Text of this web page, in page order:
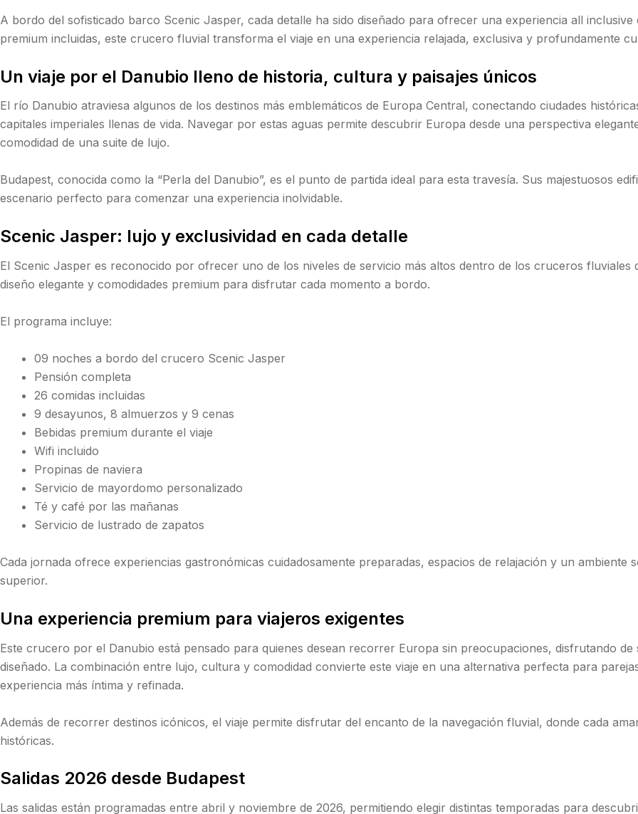
A bordo del sofisticado barco Scenic Jasper, cada detalle ha sido diseñado para ofrecer una experiencia all
premium incluidas, este crucero fluvial transforma el viaje en una experiencia relajada, exclusiva y profundamente
Un viaje por el Danubio lleno de historia, cultura y paisajes únicos
El río Danubio atraviesa algunos de los destinos más emblemáticos de Europa Central, conectando ciudades
capitales imperiales llenas de vida. Navegar por estas aguas permite descubrir Europa desde una perspectiva
comodidad de una suite de lujo.
Budapest, conocida como la “Perla del Danubio”, es el punto de partida ideal para esta travesía. Sus majestuosos
escenario perfecto para comenzar una experiencia inolvidable.
Scenic Jasper: lujo y exclusividad en cada detalle
El Scenic Jasper es reconocido por ofrecer uno de los niveles de servicio más altos dentro de los cruceros
diseño elegante y comodidades premium para disfrutar cada momento a bordo.
El programa incluye:
09 noches a bordo del crucero Scenic Jasper
Pensión completa
26 comidas incluidas
9 desayunos, 8 almuerzos y 9 cenas
Bebidas premium durante el viaje
Wifi incluido
Propinas de naviera
Servicio de mayordomo personalizado
Té y café por las mañanas
Servicio de lustrado de zapatos
Cada jornada ofrece experiencias gastronómicas cuidadosamente preparadas, espacios de relajación y un ambiente
superior.
Una experiencia premium para viajeros exigentes
Este crucero por el Danubio está pensado para quienes desean recorrer Europa sin preocupaciones, disfrutando
diseñado. La combinación entre lujo, cultura y comodidad convierte este viaje en una alternativa perfecta para
experiencia más íntima y refinada.
Además de recorrer destinos icónicos, el viaje permite disfrutar del encanto de la navegación fluvial, donde cada
históricas.
Salidas 2026 desde Budapest
Las salidas están programadas entre abril y noviembre de 2026, permitiendo elegir distintas temporadas para